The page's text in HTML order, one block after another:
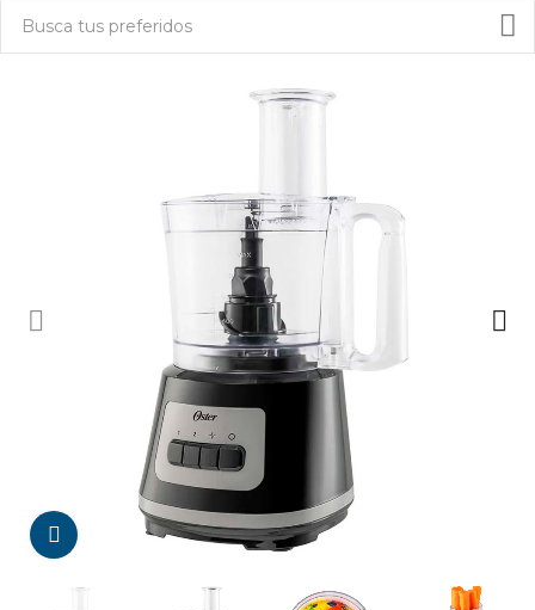
Da click para agrandar